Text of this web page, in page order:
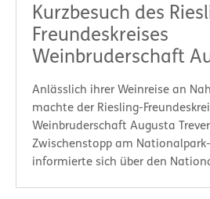
Kurzbesuch des
Freundeskreises
Weinbruderschaft
Treverorum
Anlässlich ihrer Weinreise an
machte der Riesling-
Weinbruderschaft Augusta
Zwischenstopp am
informierte sich über den